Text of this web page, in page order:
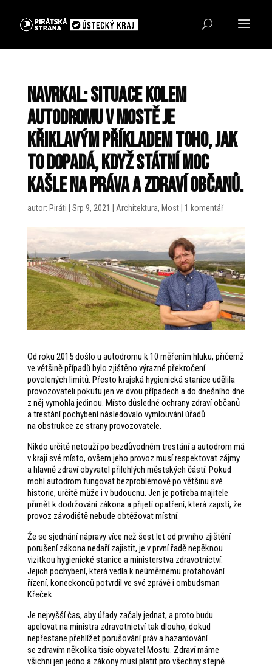
Navrkal: Situace kolem
autodromu v Mostě je
křiklavým příkladem toho, jak
to dopadá, když státní moc
kašle na práva a zdraví občanů.
autor: Piráti Srp 9, 2021 Architektura, Most| 1 komentář
Od roku 2015 došlo u autodromu k 10 měřením hluku, přičemž
ve většině případů bylo zjištěno výrazné překročení
povolených limitů. Přesto krajská hygienická stanice udělila
provozovateli pokutu jen ve dvou případech a do dnešního dne
z něj vymohla jedinou. Místo důsledné ochrany zdraví občanů
a trestání pochybení následovalo vymlouvání úřadů
na obstrukce ze strany provozovatele.
Nikdo určitě netouží po bezdůvodném trestání a autodrom má
v kraji své místo, ovšem jeho provoz musí respektovat zájmy
a hlavně zdraví obyvatel přilehlých městských částí. Pokud
mohl autodrom fungovat bezproblémově po většinu své
historie, určitě může i v budoucnu. Jen je potřeba majitele
přimět k dodržování zákona a přijetí opatření, která zajistí, že
provoz závodiště nebude obtěžovat místní.
Že se sjednání nápravy více než šest let od prvního zjištění
porušení zákona nedaří zajistit, je v první řadě nepěknou
vizitkou hygienické stanice a ministerstva zdravotnictví.
Jejich pochybení, která vedla k neúměrnému protahování
řízení, koneckonců potvrdil ve své zprávě i ombudsman
Křeček.
Je nejvyšší čas, aby úřady začaly jednat, a proto budu
apelovat na ministra zdravotnictví tak dlouho, dokud
nepřestane přehlížet porušování práv a hazardování
se zdravím několika tisíc obyvatel Mostu. Zdraví máme
všichni jen jedno a zákony musí platit pro všechny stejně.